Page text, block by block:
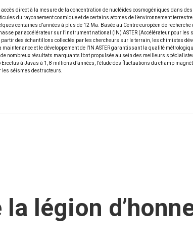
direct à la mesure de la concentration de nucléides cosmogéniques dans
du rayonnement cosmique et de certains atomes de l’environnement
centaines d’années à plus de 12 Ma. Basée au Centre européen de recherche
par accélérateur sur l’instrument national (IN) ASTER (Accélérateur pour les
des échantillons collectés par les chercheurs sur le terrain, les chimistes
et le développement de l’IN ASTER garantissant la qualité
nombreux résultats marquants l’ont propulsée au sein des meilleurs
à Javas à 1, 8 millions d’années, l’étude des fluctuations du champ
les séismes destructeurs.
légion